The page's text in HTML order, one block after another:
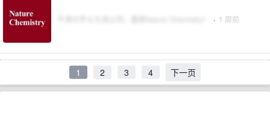
· 1 周前
1 2 3 4 下一页